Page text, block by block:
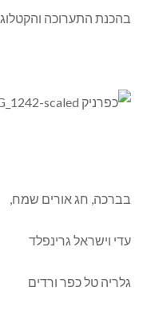
בהכנת התערוכה והקטלוג,
בברכה, חג אורים שמח,
עדי וישראל גרינפלד
גלריה טל כפר ורדים